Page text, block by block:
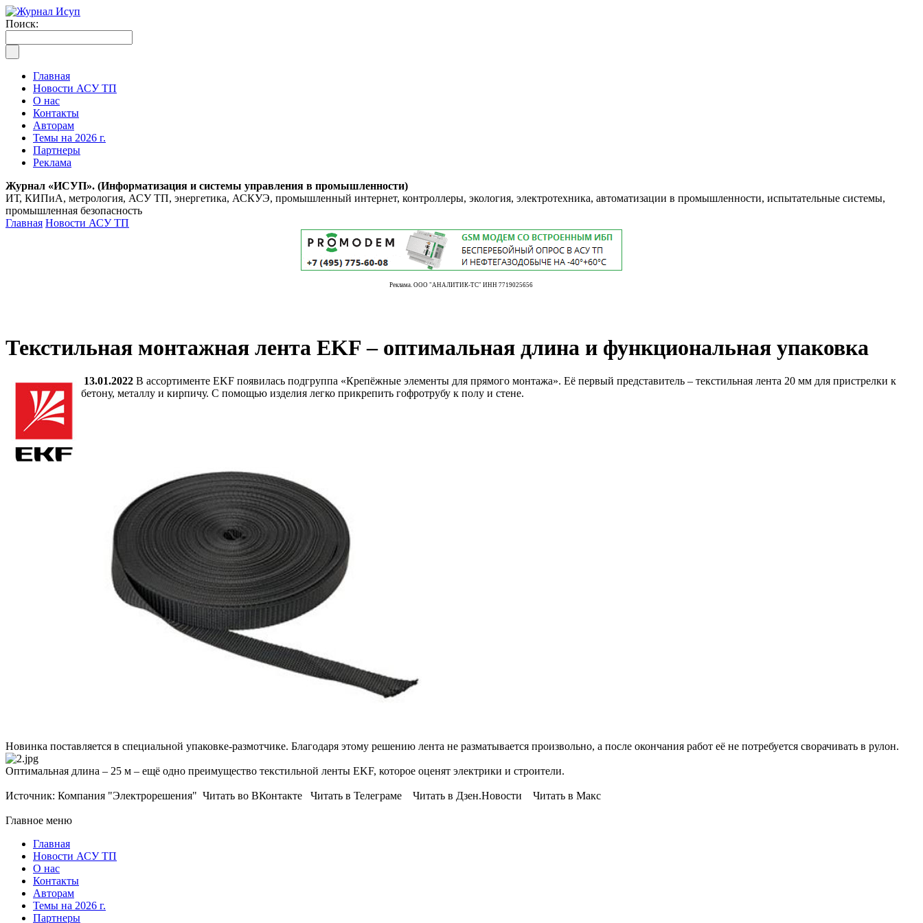
Поиск:
Главная
Новости АСУ ТП
О нас
Контакты
Авторам
Темы на 2026 г.
Партнеры
Реклама
Журнал «ИСУП». (Информатизация и системы управления в промышленности)
ИТ, КИПиА, метрология, АСУ ТП, энергетика, АСКУЭ, промышленный интернет, контроллеры, экология, электротехника, автоматизации в промышленности, испытательные системы,
промышленная безопасность
Главная Новости АСУ ТП
Реклама. ООО "АНАЛИТИК-ТС" ИНН 7719025656
Текстильная монтажная лента EKF – оптимальная длина и функциональная упаковка
13.01.2022 В ассортименте EKF появилась подгруппа «Крепёжные элементы для прямого монтажа». Её первый представитель – текстильная лента 20 мм для пристрелки к
бетону, металлу и кирпичу. С помощью изделия легко прикрепить гофротрубу к полу и стене.
Новинка поставляется в специальной упаковке-размотчике. Благодаря этому решению лента не разматывается произвольно, а после окончания работ её не потребуется сворачивать в рулон.
Оптимальная длина – 25 м – ещё одно преимущество текстильной ленты EKF, которое оценят электрики и строители.
Источник: Компания "Электрорешения" Читать во ВКонтакте Читать в Телеграме Читать в Дзен.Новости Читать в Макс
Главное меню
Главная
Новости АСУ ТП
О нас
Контакты
Авторам
Темы на 2026 г.
Партнеры